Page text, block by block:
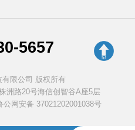
5657
限公司 版权所有
洲路20号海信创智谷A座5层
公网安备 37021202001038号